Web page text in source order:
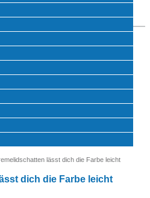
lässt dich die Farbe leicht
dich die Farbe leicht